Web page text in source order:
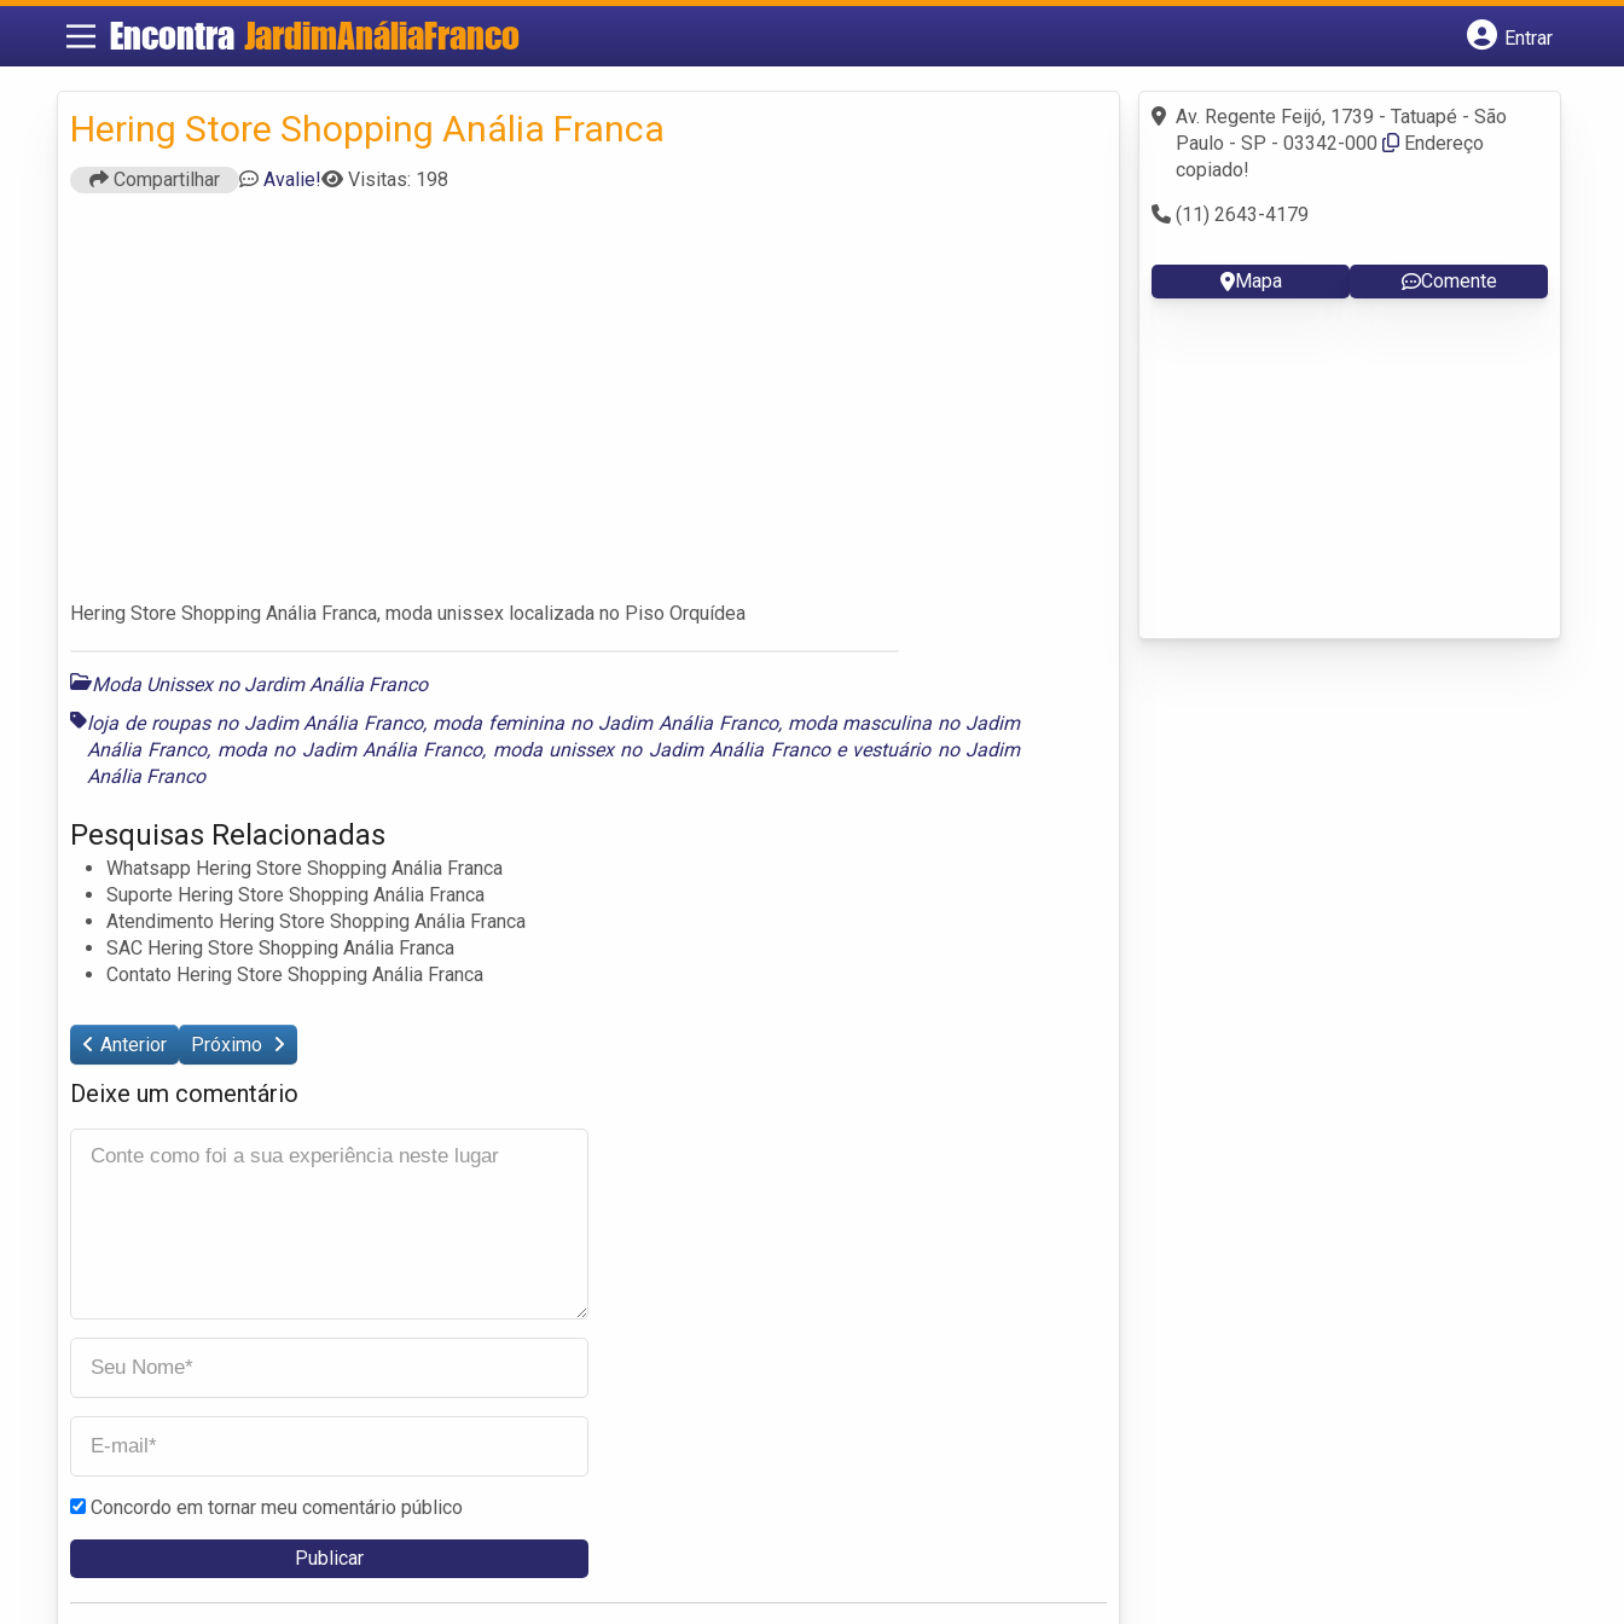
Encontra JardimAnáliaFranco
Entrar
Fazer login
Criar conta
Hering Store Shopping Anália Franca
Compartilhar Avalie! Visitas: 198
Hering Store Shopping Anália Franca, moda unissex localizada no Piso Orquídea
Moda Unissex no Jardim Anália Franco
loja de roupas no Jadim Anália Franco, moda feminina no Jadim Anália Franco, moda masculina no Jadim
Anália Franco, moda no Jadim Anália Franco, moda unissex no Jadim Anália Francoe vestuário no Jadim
Anália Franco
Pesquisas Relacionadas
Whatsapp Hering Store Shopping Anália Franca
Suporte Hering Store Shopping Anália Franca
Atendimento Hering Store Shopping Anália Franca
SAC Hering Store Shopping Anália Franca
Contato Hering Store Shopping Anália Franca
Anterior Próximo
Deixe um comentário
Concordo em tornar meu comentário público
Av. Regente Feijó, 1739 - Tatuapé - São
Paulo - SP - 03342-000
Endereço
copiado!
(11) 2643-4179
Mapa Comente